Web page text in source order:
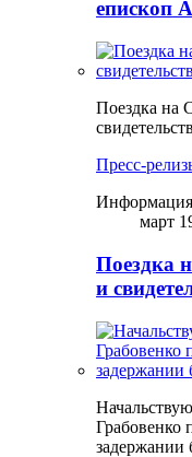
епископ
Поездка на
Пресс-
Информация
март
Поездка
и
Грабовенко
задержании